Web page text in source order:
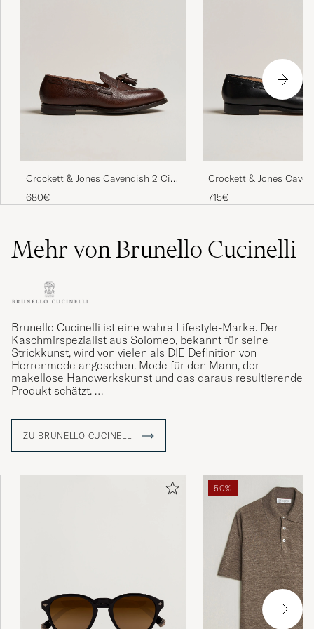
Crockett & Jones Cavendish 2 City
Sole Dark Brown Grain
680€
Crockett & Jones
Tassel Loafer Black
715€
Mehr von Brunello Cucinelli
Brunello Cucinelli ist eine wahre Lifestyle-Marke. Der
Kaschmirspezialist aus Solomeo, bekannt für seine
Strickkunst, wird von vielen als DIE Definition von
Herrenmode angesehen. Mode für den Mann, der
makellose Handwerkskunst und das daraus resultierende
Produkt schätzt.
Alles begann in den 1970er Jahren, als sich der junge
verliebte – und zwar in die Heimat seiner Freundin
Frederica, die mittelalterliche Stadt Solomeo. Hier
Rückblickend, etwas mehr als ein halbes Jahrhundert
später, war der farbige Kaschmirpullover damals eine
ZU BRUNELLO CUCINELLI
50%